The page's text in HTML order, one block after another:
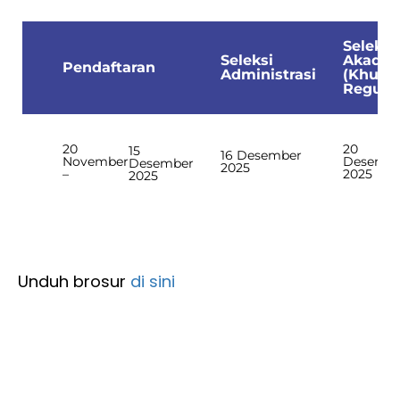
Pendaftaran
Seleksi
Administrasi
Seleksi
20
November
–
15
Desember
2025
16 Desember
2025
20
2025
Unduh brosur di sini